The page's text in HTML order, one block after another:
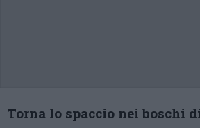
Torna lo spaccio nei boschi